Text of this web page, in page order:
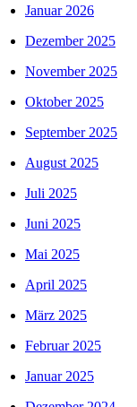
Januar 2026
Dezember 2025
November 2025
Oktober 2025
September 2025
August 2025
Juli 2025
Juni 2025
Mai 2025
April 2025
März 2025
Februar 2025
Januar 2025